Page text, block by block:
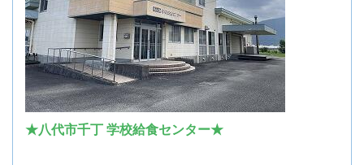
★八代市千丁 学校給食センター★